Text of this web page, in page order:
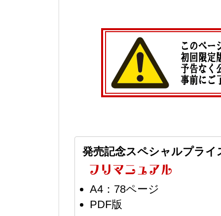
発売記念スペシャルプライ
A4：78ページ
PDF版